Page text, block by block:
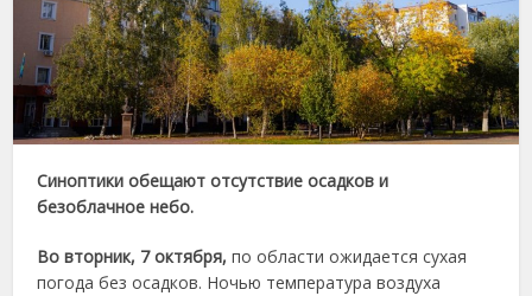
Синоптики обещают отсутствие осадков и
безоблачное небо.
Во вторник, 7 октября, по области ожидается сухая
погода без осадков. Ночью температура воздуха